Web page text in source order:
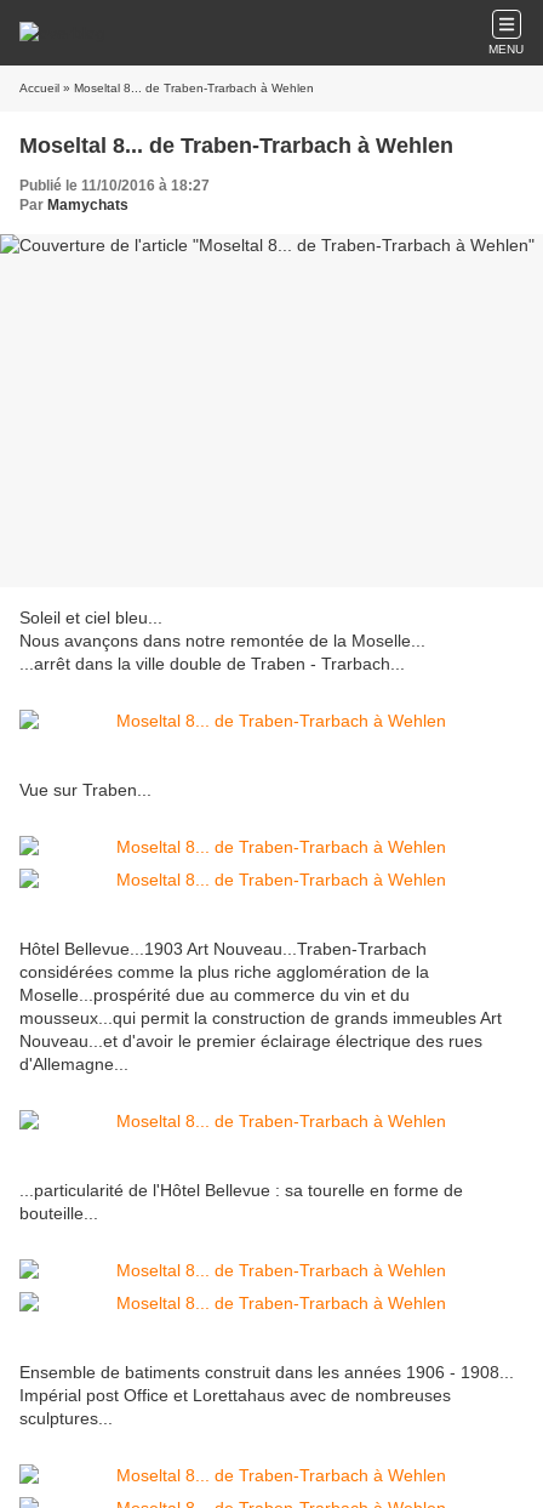
MENU
Accueil » Moseltal 8... de Traben-Trarbach à Wehlen
Moseltal 8... de Traben-Trarbach à Wehlen
Publié le 11/10/2016 à 18:27
Par Mamychats
Soleil et ciel bleu...
Nous avançons dans notre remontée de la Moselle...
...arrêt dans la ville double de Traben - Trarbach...
Vue sur Traben...
Hôtel Bellevue...1903 Art Nouveau...Traben-Trarbach
considérées comme la plus riche agglomération de la
Moselle...prospérité due au commerce du vin et du
mousseux...qui permit la construction de grands immeubles Art
Nouveau...et d'avoir le premier éclairage électrique des rues
d'Allemagne...
...particularité de l'Hôtel Bellevue : sa tourelle en forme de
bouteille...
Ensemble de batiments construit dans les années 1906 - 1908...
Impérial post Office et Lorettahaus avec de nombreuses
sculptures...